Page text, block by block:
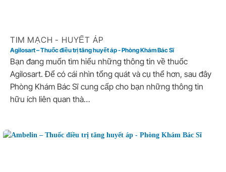
TIM MẠCH - HUYẾT ÁP
Agilosart – Thuốc điều trị tăng huyết áp - Phòng Khám Bác Sĩ
Bạn đang muốn tìm hiểu những thông tin về thuốc
Agilosart. Để có cái nhìn tổng quát và cụ thể hơn, sau đây
Phòng Khám Bác Sĩ cung cấp cho bạn những thông tin
hữu ích liên quan thà…